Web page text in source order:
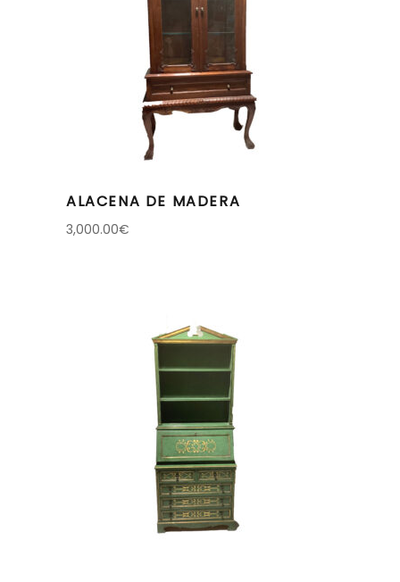
ALACENA DE MADERA
3,000.00€